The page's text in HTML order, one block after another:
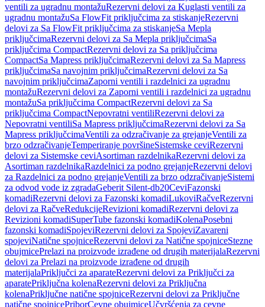
ventili za ugradnu montažuRezervni delovi za Kuglasti ventili za
ugradnu montažuSa FlowFit priključcima za stiskanjeRezervni
delovi za Sa FlowFit priključcima za stiskanjeSa Mepla
priključcimaRezervni delovi za Sa Mepla priključcimaSa
priključcima CompactRezervni delovi za Sa priključcima
CompactSa Mapress priključcimaRezervni delovi za Sa Mapress
priključcimaSa navojnim priključcimaRezervni delovi za Sa
navojnim priključcimaZaporni ventili i razdelnici za ugradnu
montažuRezervni delovi za Zaporni ventili i razdelnici za ugradnu
montažuSa priključcima CompactRezervni delovi za Sa
priključcima CompactNepovratni ventiliRezervni delovi za
Nepovratni ventiliSa Mapress priključcimaRezervni delovi za Sa
Mapress priključcimaVentili za odzračivanje za grejanjeVentili za
brzo odzračivanjeTemperiranje površineSistemske ceviRezervni
delovi za Sistemske ceviAsortiman razdelnikaRezervni delovi za
Asortiman razdelnikaRazdelnici za podno grejanjeRezervni delovi
za Razdelnici za podno grejanjeVentili za brzo odzračivanjeSistemi
za odvod vode iz zgradaGeberit Silent-db20CeviFazonski
komadiRezervni delovi za Fazonski komadiLukoviRačveRezervni
delovi za RačveRedukcijeRevizioni komadiRezervni delovi za
Revizioni komadiSuperTube fazonski komadiKolenaPosebni
fazonski komadiSpojeviRezervni delovi za SpojeviZavareni
spojeviNatične spojniceRezervni delovi za Natične spojniceStezne
obujmicePrelazi na proizvode izrađene od drugih materijalaRezervni
delovi za Prelazi na proizvode izrađene od drugih
materijalaPriključci za aparateRezervni delovi za Priključci za
aparatePriključna kolenaRezervni delovi za Priključna
kolenaPriključne natične spojniceRezervni delovi za Priključne
natične spojnicePriborCevne obujmiceUčvršćenja za cevne